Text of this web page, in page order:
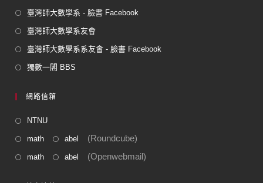
臺灣師大數學系 - 臉書 Facebook
臺灣師大數學系友會
臺灣師大數學系系友會 - 臉書 Facebook
獨數一閣 BBS
網路信箱
NTNU
math abel (Roundcube)
math abel (Openwebmail)